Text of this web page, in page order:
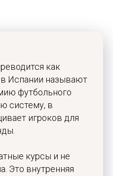
как
Испании называют
футбольного
систему, в
игроков для
курсы и не
Это внутренняя